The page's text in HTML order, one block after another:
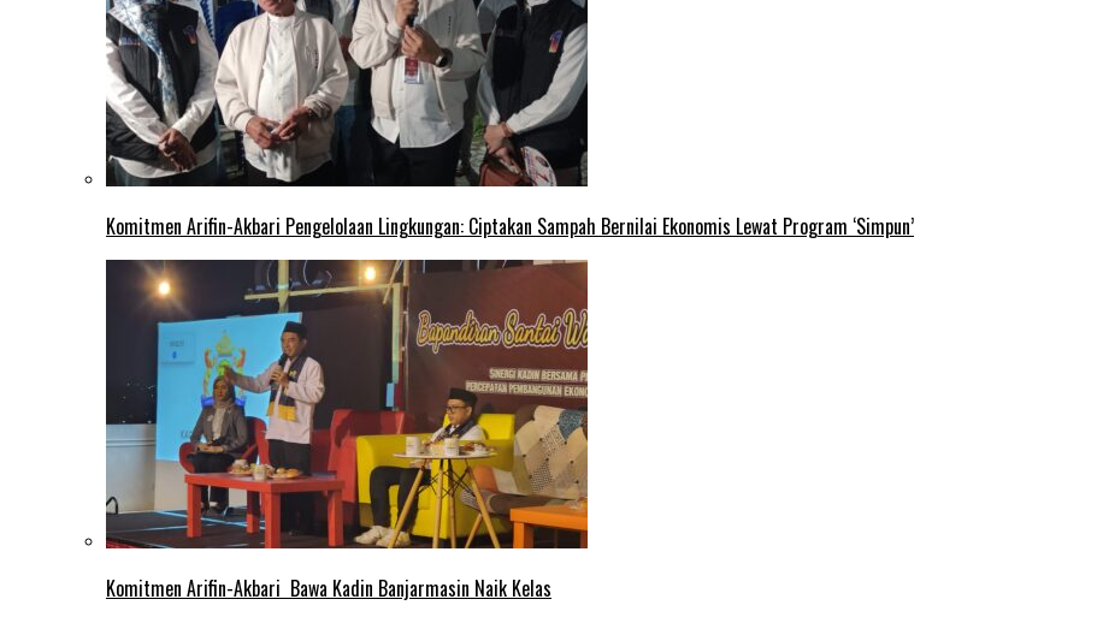
Komitmen Arifin-Akbari Pengelolaan Lingkungan: Ciptakan Sampah Bernilai Ekonomis Lewat Program ‘Simpun’
Komitmen Arifin-Akbari Bawa Kadin Banjarmasin Naik Kelas